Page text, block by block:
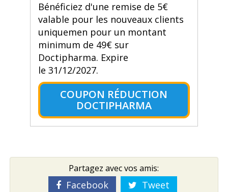
Bénéficiez d'une remise de 5€
valable pour les nouveaux clients
uniquemen pour un montant
minimum de 49€ sur
Doctipharma. Expire
le 31/12/2027.
COUPON RÉDUCTION
DOCTIPHARMA
Partagez avec vos amis:
Facebook
Tweet